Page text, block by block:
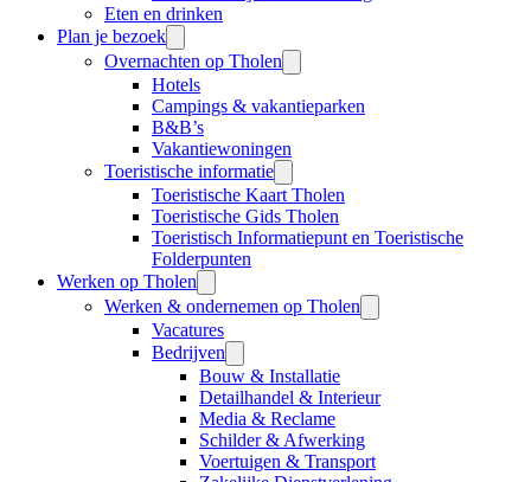
Eten en drinken
Plan je bezoek
Overnachten op Tholen
Hotels
Campings & vakantieparken
B&B’s
Vakantiewoningen
Toeristische informatie
Toeristische Kaart Tholen
Toeristische Gids Tholen
Toeristisch Informatiepunt en Toeristische
Folderpunten
Werken op Tholen
Werken & ondernemen op Tholen
Vacatures
Bedrijven
Bouw & Installatie
Detailhandel & Interieur
Media & Reclame
Schilder & Afwerking
Voertuigen & Transport